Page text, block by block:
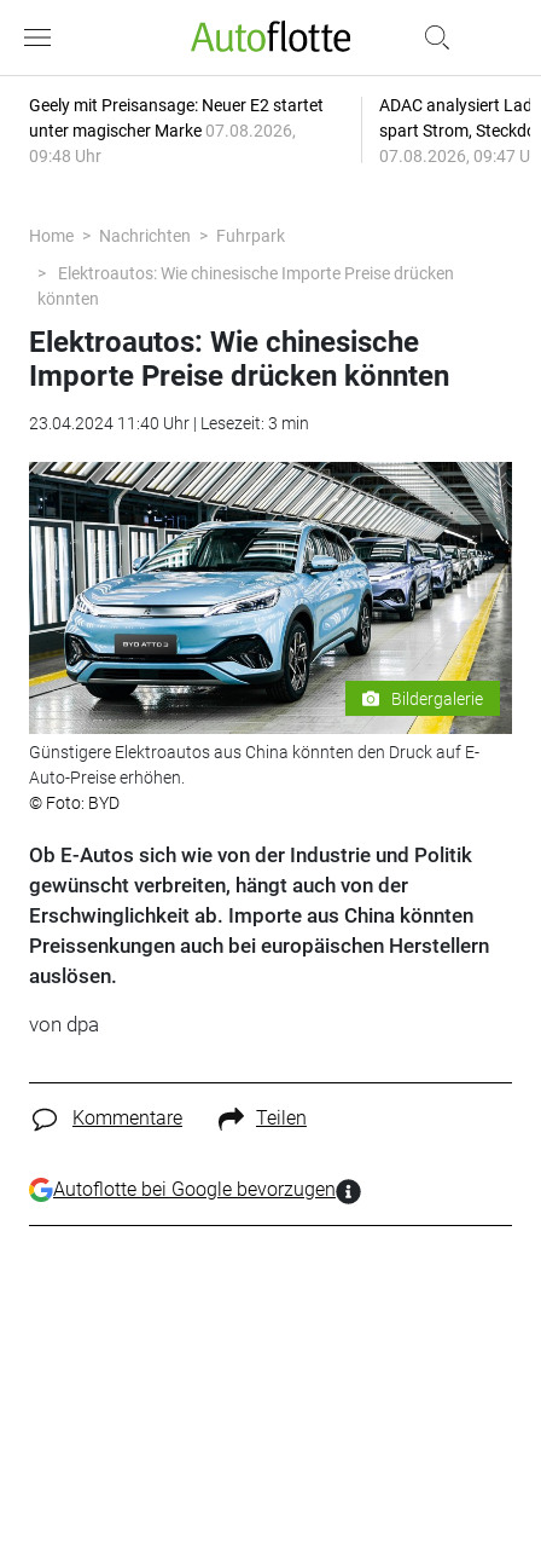
Geely mit Preisansage: Neuer E2 startet
unter magischer Marke 07.08.2026,
09:48 Uhr
ADAC analysiert
spart Strom,
07.08.2026, 09:47
Home Nachrichten
Fuhrpark
Elektroautos: Wie chinesische Importe Preise drücken
könnten
Elektroautos: Wie chinesische
Importe Preise drücken könnten
23.04.2024 11:40 Uhr | Lesezeit: 3 min
Bildergalerie
Günstigere Elektroautos aus China könnten den Druck auf E-
Auto-Preise erhöhen.
© Foto: BYD
Ob E-Autos sich wie von der Industrie und Politik
gewünscht verbreiten, hängt auch von der
Erschwinglichkeit ab. Importe aus China könnten
Preissenkungen auch bei europäischen Herstellern
auslösen.
von dpa
Kommentare Teilen
Autoflotte bei Google bevorzugen